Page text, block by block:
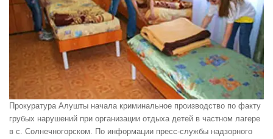
Прокуратура Алушты начала криминальное производство по факту
грубых нарушений при организации отдыха детей в частном лагере
в с. Солнечногорском. По информации пресс-службы надзорного